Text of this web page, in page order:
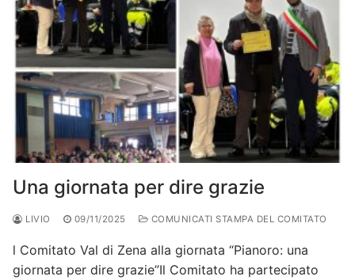
Una giornata per dire grazie
LIVIO 09/11/2025 COMUNICATI STAMPA DEL COMITATO
l Comitato Val di Zena alla giornata “Pianoro: una
giornata per dire grazie”Il Comitato ha partecipato